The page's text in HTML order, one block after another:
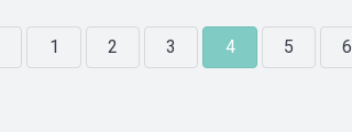
1 2 3 4 5 6